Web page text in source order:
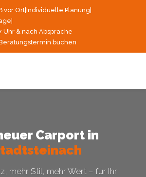
vor Ort Individuelle Planung
Uhr & nach Absprache
buchen
Carport in
mehr Stil, mehr Wert – für Ihr